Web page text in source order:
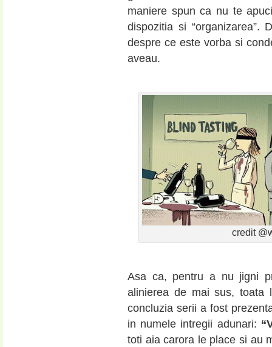
maniere spun ca nu te
dispozitia si
despre ce este vorba si
aveau.
credit
Asa ca, pentru a nu jigni
alinierea de mai sus, toata
concluzia serii a fost
in numele intregii adunari:
toti aia carora le place si au